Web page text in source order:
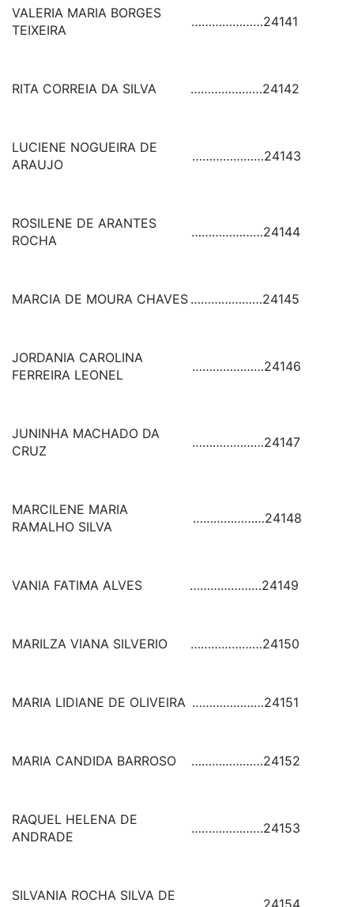
VALERIA MARIA BORGES
TEIXEIRA
…………………24141
RITA CORREIA DA SILVA …………………24142
LUCIENE NOGUEIRA DE
ARAUJO
…………………24143
ROSILENE DE ARANTES
ROCHA
…………………24144
MARCIA DE MOURA CHAVES …………………24145
JORDANIA CAROLINA
FERREIRA LEONEL
…………………24146
JUNINHA MACHADO DA
CRUZ
…………………24147
MARCILENE MARIA
RAMALHO SILVA
…………………24148
VANIA FATIMA ALVES …………………24149
MARILZA VIANA SILVERIO …………………24150
MARIA LIDIANE DE OLIVEIRA …………………24151
MARIA CANDIDA BARROSO …………………24152
RAQUEL HELENA DE
ANDRADE
…………………24153
SILVANIA ROCHA SILVA DE
24154